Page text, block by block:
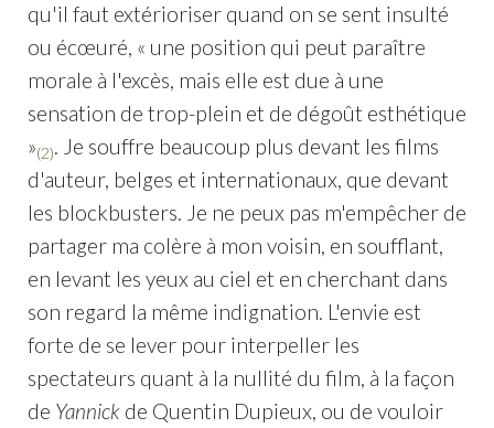
qu'il faut extérioriser quand on se sent insulté
ou écœuré, « une position qui peut paraître
morale à l'excès, mais elle est due à une
sensation de trop-plein et de dégoût esthétique
»(2). Je souffre beaucoup plus devant les films
d'auteur, belges et internationaux, que devant
les blockbusters. Je ne peux pas m'empêcher de
partager ma colère à mon voisin, en soufflant,
en levant les yeux au ciel et en cherchant dans
son regard la même indignation. L'envie est
forte de se lever pour interpeller les
spectateurs quant à la nullité du film, à la façon
de Yannickde Quentin Dupieux, ou de vouloir